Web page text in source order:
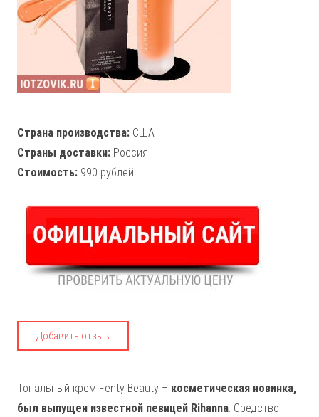
Страна производства: США
Страны доставки: Россия
Стоимость: 990 рублей
Добавить отзыв
Тональный крем Fenty Beauty – косметическая новинка,
был выпущен известной певицей Rihanna. Средство